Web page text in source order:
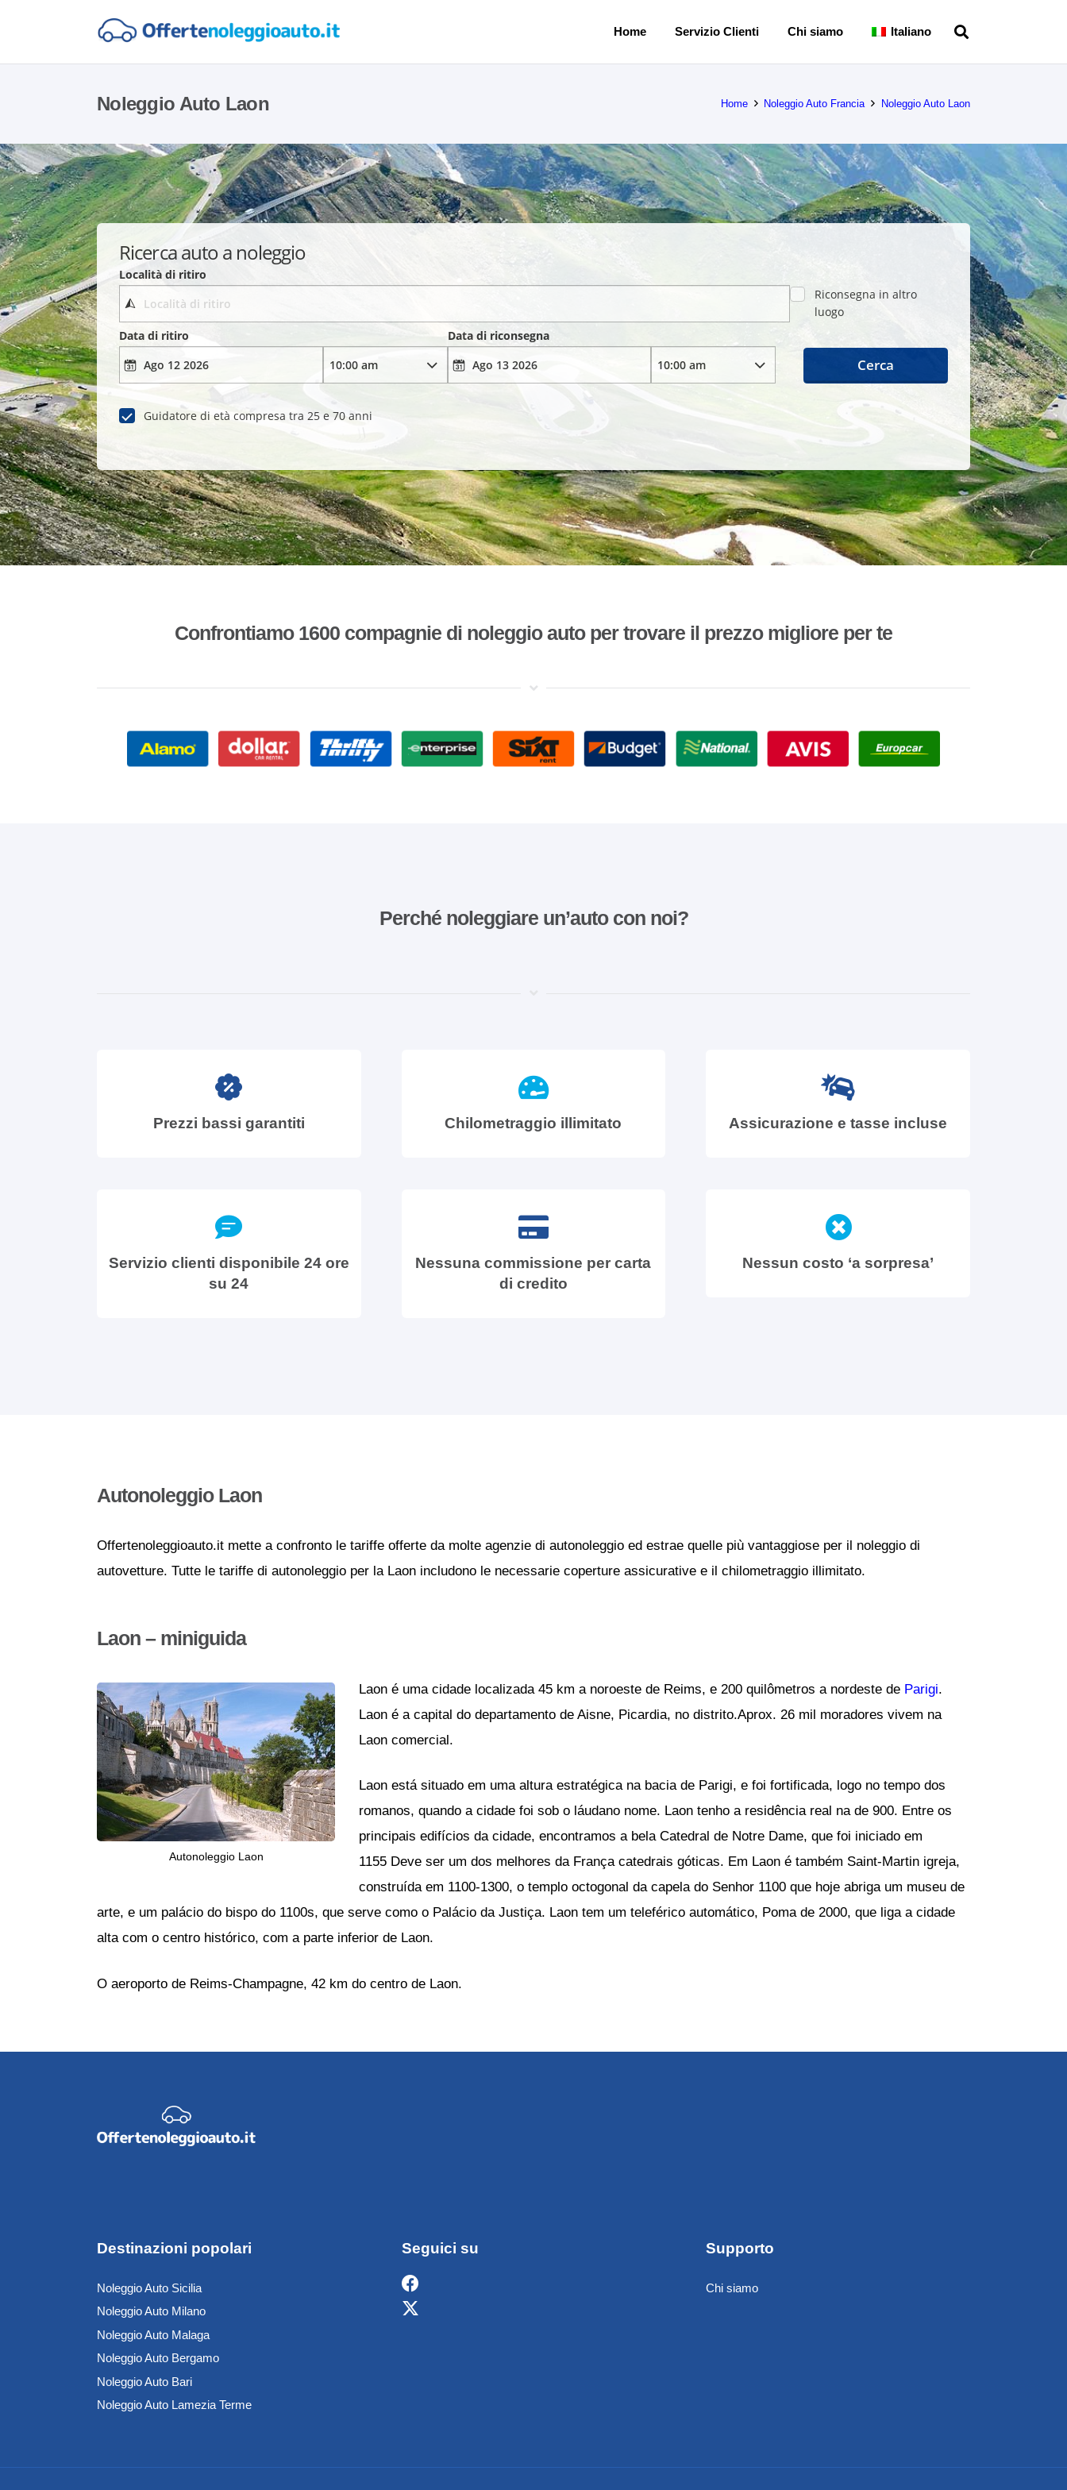
Home Servizio Clienti Chi siamo Italiano
Noleggio Auto Laon Home Noleggio Auto Francia Noleggio Auto Laon
Ricerca auto a noleggio
Località di ritiro
Riconsegna in altro
luogo
Data di ritiro
Data di riconsegna
Guidatore di età compresa tra 25 e 70 anni
Cerca
Confrontiamo 1600 compagnie di noleggio auto per trovare il prezzo migliore per te
Perché noleggiare un’auto con noi?
Prezzi bassi garantiti Chilometraggio illimitato Assicurazione e tasse incluse
Servizio clienti disponibile 24 ore
su 24
Nessuna commissione per carta
di credito
Nessun costo ‘a sorpresa’
Autonoleggio Laon
Offertenoleggioauto.it mette a confronto le tariffe offerte da molte agenzie di autonoleggio ed estrae quelle più vantaggiose per il noleggio di
autovetture. Tutte le tariffe di autonoleggio per la Laon includono le necessarie coperture assicurative e il chilometraggio illimitato.
Laon – miniguida
Autonoleggio Laon
Laon é uma cidade localizada 45 km a noroeste de Reims, e 200 quilômetros a nordeste de Parigi.
Laon é a capital do departamento de Aisne, Picardia, no distrito.Aprox. 26 mil moradores vivem na
Laon comercial.
Laon está situado em uma altura estratégica na bacia de Parigi, e foi fortificada, logo no tempo dos
romanos, quando a cidade foi sob o láudano nome. Laon tenho a residência real na de 900. Entre os
principais edifícios da cidade, encontramos a bela Catedral de Notre Dame, que foi iniciado em
1155 Deve ser um dos melhores da França catedrais góticas. Em Laon é também Saint-Martin igreja,
construída em 1100-1300, o templo octogonal da capela do Senhor 1100 que hoje abriga um museu de
arte, e um palácio do bispo do 1100s, que serve como o Palácio da Justiça. Laon tem um teleférico automático, Poma de 2000, que liga a cidade
alta com o centro histórico, com a parte inferior de Laon.
O aeroporto de Reims-Champagne, 42 km do centro de Laon.
Destinazioni popolari
Noleggio Auto Sicilia
Noleggio Auto Milano
Noleggio Auto Malaga
Noleggio Auto Bergamo
Noleggio Auto Bari
Noleggio Auto Lamezia Terme
Seguici su Supporto
Chi siamo